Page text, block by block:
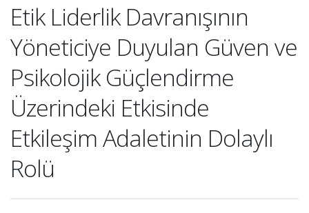
Etik Liderlik Davranışının
Yöneticiye Duyulan Güven ve
Psikolojik Güçlendirme
Üzerindeki Etkisinde
Etkileşim Adaletinin Dolaylı
Rolü